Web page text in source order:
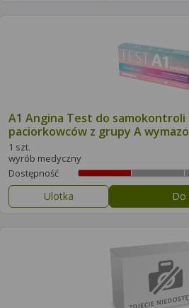
A1 Angina Test do
paciorkowców z grupy A
1 szt.
wyrób medyczny
Dostępność
Ulotka Do